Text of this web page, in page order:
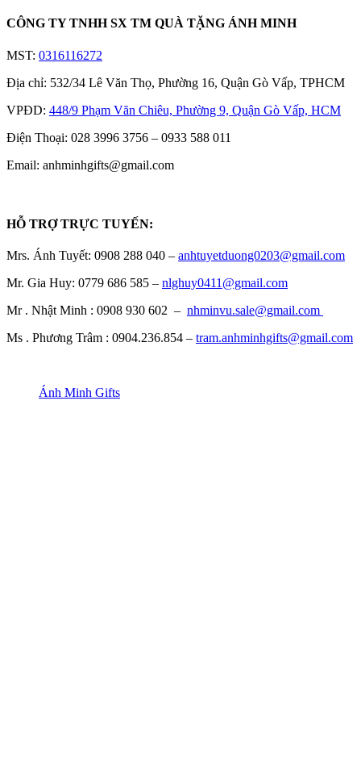
CÔNG TY TNHH SX TM QUÀ TẶNG ÁNH MINH
MST: 0316116272
Địa chỉ: 532/34 Lê Văn Thọ, Phường 16, Quận Gò Vấp, TPHCM
VPĐD: 448/9 Phạm Văn Chiêu, Phường 9, Quận Gò Vấp, HCM
Điện Thoại: 028 3996 3756 – 0933 588 011
Email: anhminhgifts@gmail.com
HỖ TRỢ TRỰC TUYẾN:
Mrs. Ánh Tuyết: 0908 288 040 – anhtuyetduong0203@gmail.com
Mr. Gia Huy: 0779 686 585 – nlghuy0411@gmail.com
Mr . Nhật Minh : 0908 930 602 – nhminvu.sale@gmail.com
Ms . Phương Trâm : 0904.236.854 – tram.anhminhgifts@gmail.com
Ánh Minh Gifts